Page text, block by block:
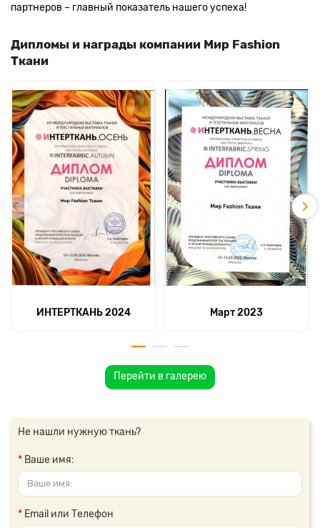
партнеров – главный показатель нашего успеха!
Дипломы и награды компании Мир Fashion
Ткани
ИНТЕРТКАНЬ 2024 Март 2023
Перейти в галерею
Не нашли нужную ткань?
Ваше имя:
Email или Телефон